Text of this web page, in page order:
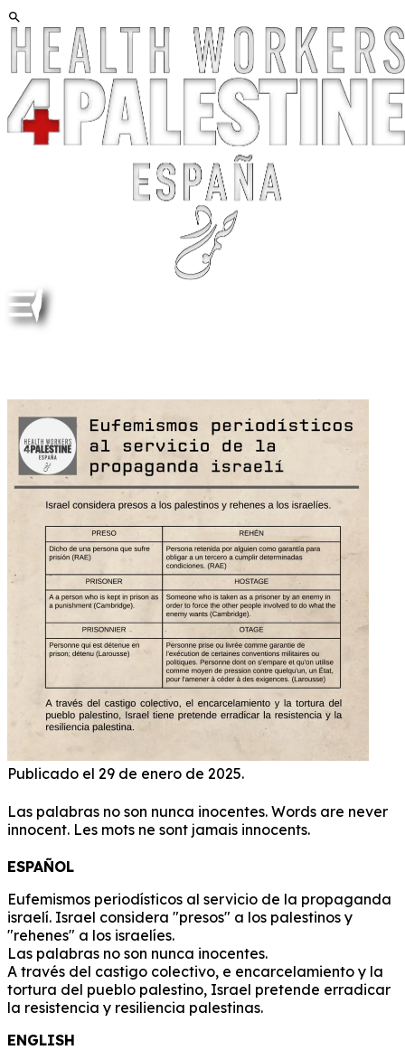
Publicado el 29 de enero de 2025.
Las palabras no son nunca inocentes. Words are never
innocent. Les mots ne sont jamais innocents.
ESPAÑOL
Eufemismos periodísticos al servicio de la propaganda
israelí. Israel considera "presos" a los palestinos y
"rehenes" a los israelíes.
Las palabras no son nunca inocentes.
A través del castigo colectivo, e encarcelamiento y la
tortura del pueblo palestino, Israel pretende erradicar
la resistencia y resiliencia palestinas.
ENGLISH